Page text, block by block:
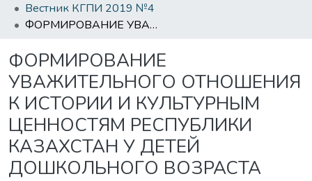
Вестник КГПИ 2019 №4
ФОРМИРОВАНИЕ УВАЖИТЕЛЬНОГО ОТНОШЕНИЯ К ИСТОРИИ И КУЛЬТУРНЫМ ЦЕННОСТЯМ РЕСПУБЛИКИ КАЗАХСТАН У ДЕТЕЙ ДОШКОЛЬНОГО ВОЗРАСТА
ФОРМИРОВАНИЕ
УВАЖИТЕЛЬНОГО ОТНОШЕНИЯ
К ИСТОРИИ И КУЛЬТУРНЫМ
ЦЕННОСТЯМ РЕСПУБЛИКИ
КАЗАХСТАН У ДЕТЕЙ
ДОШКОЛЬНОГО ВОЗРАСТА